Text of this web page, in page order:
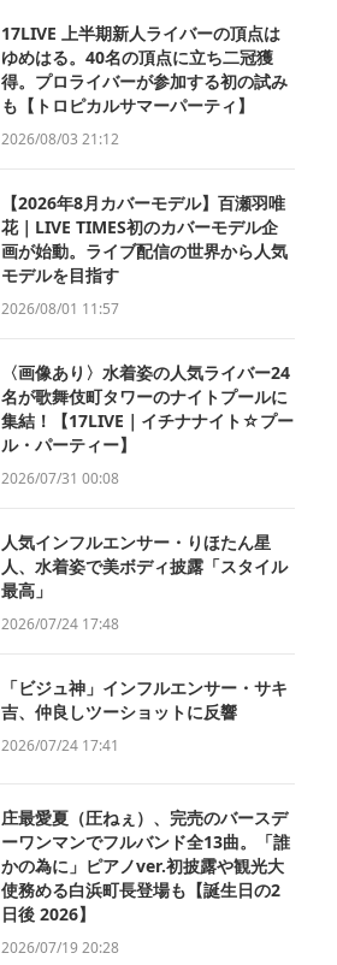
17LIVE 上半期新人ライバーの頂点は
ゆめはる。40名の頂点に立ち二冠獲
得。プロライバーが参加する初の試み
も【トロピカルサマーパーティ】
2026/08/03 21:12
【2026年8月カバーモデル】百瀬羽唯
花｜LIVE TIMES初のカバーモデル企
画が始動。ライブ配信の世界から人気
モデルを目指す
2026/08/01 11:57
〈画像あり〉水着姿の人気ライバー24
名が歌舞伎町タワーのナイトプールに
集結！【17LIVE｜イチナナイト☆プー
ル・パーティー】
2026/07/31 00:08
人気インフルエンサー・りほたん星
人、水着姿で美ボディ披露「スタイル
最高」
2026/07/24 17:48
「ビジュ神」インフルエンサー・サキ
吉、仲良しツーショットに反響
2026/07/24 17:41
庄最愛夏（圧ねぇ）、完売のバースデ
ーワンマンでフルバンド全13曲。「誰
かの為に」ピアノver.初披露や観光大
使務める白浜町長登場も【誕生日の2
日後 2026】
2026/07/19 20:28